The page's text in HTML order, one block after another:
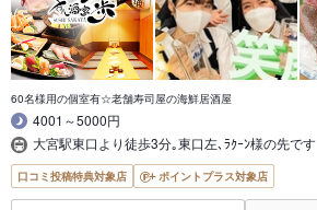
60名様用の個室有☆老舗寿司屋の海鮮居酒屋
4001～5000円
大宮駅東口より徒歩3分｡東口左､ﾗｸｰﾝ様の先です
口コミ投稿特典対象店 ポイントプラス対象店